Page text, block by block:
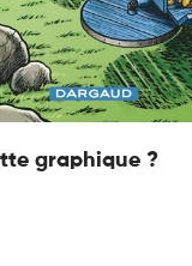
graphique ?